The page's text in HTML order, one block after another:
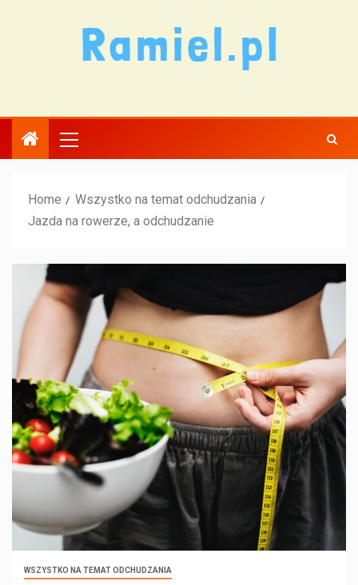
Home
Wszystko na temat odchudzania
Jazda na rowerze, a odchudzanie
WSZYSTKO NA TEMAT ODCHUDZANIA